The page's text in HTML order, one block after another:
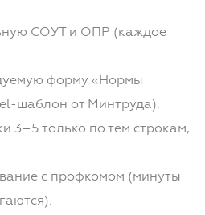
СОУТ и ОПР (каждое
форму «Нормы
шаблон от Минтруда).
3–5 только по тем строкам,
с профкомом (минуты